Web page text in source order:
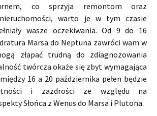
co sprzyja remontom oraz
warto je w tym czasie
wasze oczekiwania. Od 9 do 16
Marsa do Neptuna zawróci wam w
złapać trudną do zdiagnozowania
twórcza okaże się zbyt wymagająca
16 a 20 października pełen będzie
i zazdrości ze względu na
Słońca z Wenus do Marsa i Plutona.